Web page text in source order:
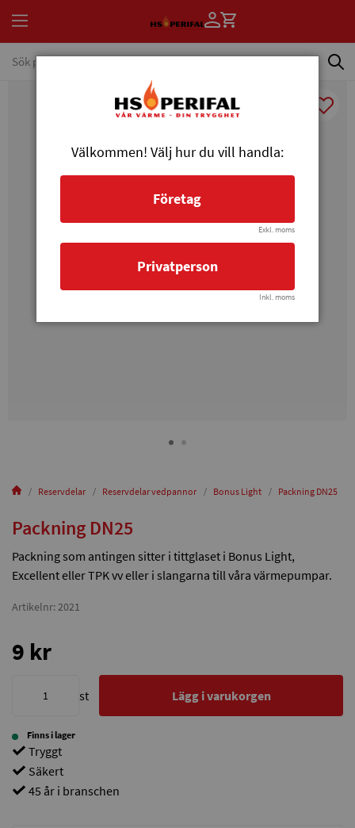
Reservdelar Reservdelar vedpannor Bonus Light Packning DN25
Packning DN25
Packning som antingen sitter i tittglaset i Bonus Light,
Excellent eller TPK vv eller i slangarna till våra värmepumpar.
Artikelnr: 2021
9 kr
st Lägg i varukorgen
Finns i lager
Tryggt
Säkert
45 år i branschen
Välkommen! Välj hur du vill handla:
Företag
Exkl. moms
Privatperson
Inkl. moms